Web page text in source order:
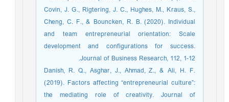
Covin, J. G., Rigtering, J. C., Hughes, M., Kraus, S.,
Cheng, C. F., & Bouncken, R. B. (2020). Individual
and team entrepreneurial orientation: Scale
development and configurations for success.
Journal of Business Research, 112, 1-12.
Danish, R. Q., Asghar, J., Ahmad, Z., & Ali, H. F.
(2019). Factors affecting “entrepreneurial culture”:
the mediating role of creativity. Journal of